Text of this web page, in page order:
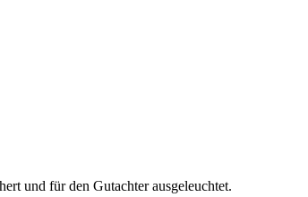
und für den Gutachter ausgeleuchtet.